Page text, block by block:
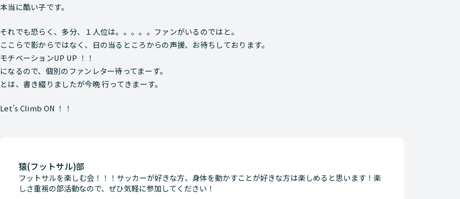
本当に酷い子です。
それでも恐らく、多分、１人位は。。。。。ファンがいるのではと。
ここらで影からではなく、日の当るところからの声援、お待ちしております。
モチベーションUP UP ！！
になるので、個別のファンレター待ってまーす。
とは、書き綴りましたが今晩 行ってきまーす。
Let’s Climb ON ！！
猿(フットサル)部
フットサルを楽しむ会！！！サッカーが好きな方、身体を動かすことが好きな方は楽しめると思います！楽
しさ重視の部活動なので、ぜひ気軽に参加してください！